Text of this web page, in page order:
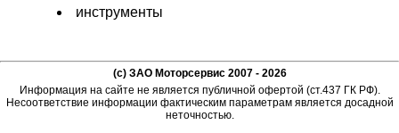
инструменты
(c) ЗАО Моторсервис 2007 - 2026
Информация на сайте не является публичной офертой (ст.437 ГК РФ).
Несоответствие информации фактическим параметрам является досадной
неточностью.